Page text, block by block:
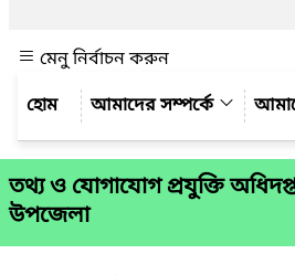
মেনু নির্বাচন করুন
আমাদের সম্পর্কে
তথ্য ও যোগাযোগ প্রযুক্তি
উপজেলা